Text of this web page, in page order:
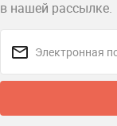
в нашей рассылке.